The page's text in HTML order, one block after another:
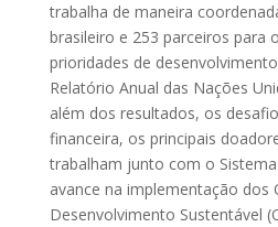
trabalha de maneira
brasileiro e 253 parceiros para
prioridades de
Relatório Anual das Nações
além dos resultados, os
financeira, os principais
trabalham junto com o
avance na implementação dos
Desenvolvimento Sustentável